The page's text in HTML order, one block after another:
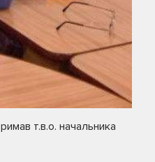
т.в.о. начальника